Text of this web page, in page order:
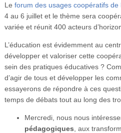
Se
Le forum des usages coopératifs de
4 au 6 juillet et le thème sera
variée et réunit 400 acteurs
L’éducation est évidemment au
développer et valoriser cette
sein des pratiques éducatives ?
d’agir de tous et développer les
essayerons de répondre à ces
temps de débats tout au long des
Mercredi, nous nous
pédagogiques , aux